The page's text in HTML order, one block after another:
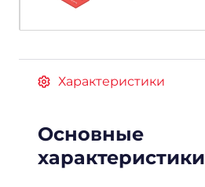
Характеристики
Основные
характеристики